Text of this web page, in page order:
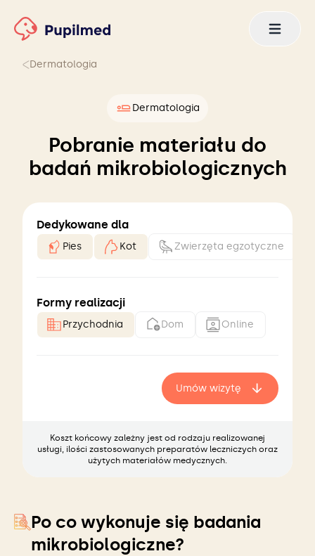
Dermatologia
Dermatologia
Pobranie materiału do
badań mikrobiologicznych
Dedykowane dla
Pies Kot Zwierzęta egzotyczne
Formy realizacji
Przychodnia Dom Online
Umów wizytę
Koszt końcowy zależny jest od rodzaju realizowanej
usługi, ilości zastosowanych preparatów leczniczych oraz
użytych materiałów medycznych.
Po co wykonuje się badania
mikrobiologiczne?